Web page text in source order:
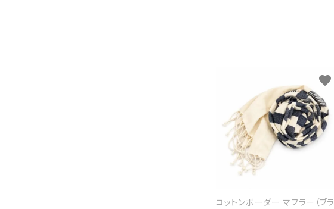
コットンボーダー マフラー（ブラ
favorite